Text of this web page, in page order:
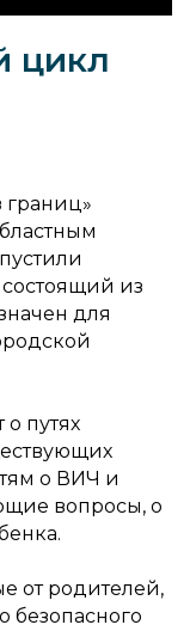
цикл
из
для
путях
о ВИЧ и
вопросы, о
от родителей,
безопасного